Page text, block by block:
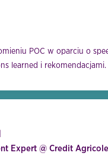
POC w oparciu o
learned i rekomendacjami.
Expert @ Credit Agricole